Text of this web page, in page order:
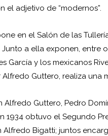
el adjetivo de “modernos”.
en el Salón de las
Junto a ella exponen, entre
García y los mexicanos
Guttero, realiza una
Alfredo Guttero, Pedro
1934 obtuvo el Segundo
Alfredo Bigatti; juntos